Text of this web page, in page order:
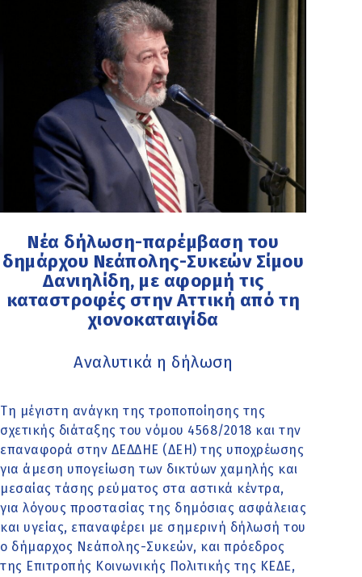
Νέα δήλωση-παρέμβαση του
δημάρχου Νεάπολης-Συκεών Σίμου
Δανιηλίδη, με αφορμή τις
καταστροφές στην Αττική από τη
χιονοκαταιγίδα
Αναλυτικά η δήλωση
Τη μέγιστη ανάγκη της τροποποίησης της
σχετικής διάταξης του νόμου 4568/2018 και την
επαναφορά στην ΔΕΔΔΗΕ (ΔΕΗ) της υποχρέωσης
για άμεση υπογείωση των δικτύων χαμηλής και
μεσαίας τάσης ρεύματος στα αστικά κέντρα,
για λόγους προστασίας της δημόσιας ασφάλειας
και υγείας, επαναφέρει με σημερινή δήλωσή του
ο δήμαρχος Νεάπολης-Συκεών, και πρόεδρος
της Επιτροπής Κοινωνικής Πολιτικής της ΚΕΔΕ,